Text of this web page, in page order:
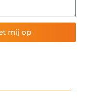
mij op